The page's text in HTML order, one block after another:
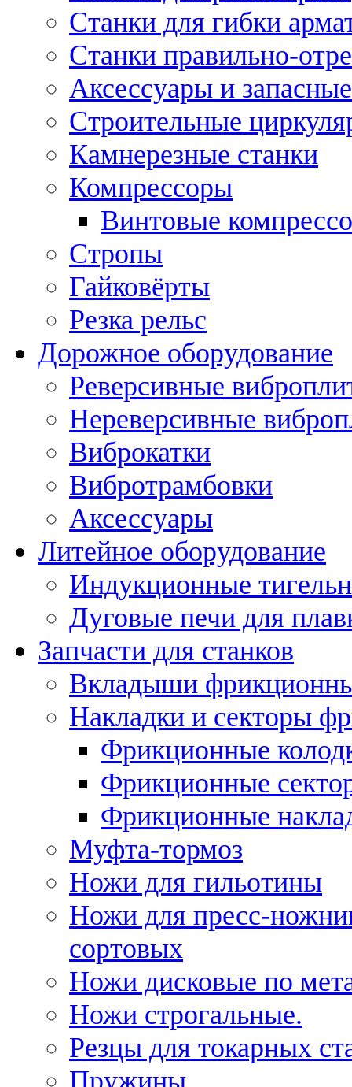
Станки для гибки
Станки правильно-
Аксессуары и
Строительные
Камнерезные станки
Компрессоры
Винтовые
Стропы
Гайковёрты
Резка рельс
Дорожное оборудование
Реверсивные
Нереверсивные
Виброкатки
Вибротрамбовки
Аксессуары
Литейное оборудование
Индукционные
Дуговые печи для
Запчасти для станков
Вкладыши
Накладки и секторы
Фрикционные
Фрикционные
Фрикционные
Муфта-тормоз
Ножи для гильотины
Ножи для пресс-
сортовых
Ножи дисковые по
Ножи строгальные.
Резцы для токарных
Пружины